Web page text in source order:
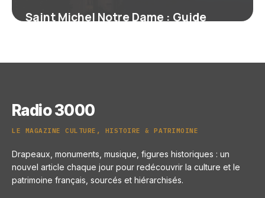
Saint Michel Notre Dame : Guide
Radio 3000
LE MAGAZINE CULTURE, HISTOIRE & PATRIMOINE
Drapeaux, monuments, musique, figures historiques : un
nouvel article chaque jour pour redécouvrir la culture et le
patrimoine français, sourcés et hiérarchisés.